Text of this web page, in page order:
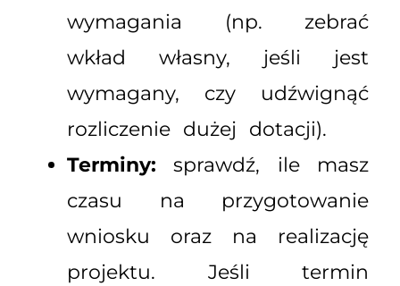
wymagania (np. zebrać
wkład własny, jeśli jest
wymagany, czy udźwignąć
rozliczenie dużej dotacji).
Terminy: sprawdź, ile masz
czasu na przygotowanie
wniosku oraz na realizację
projektu. Jeśli termin